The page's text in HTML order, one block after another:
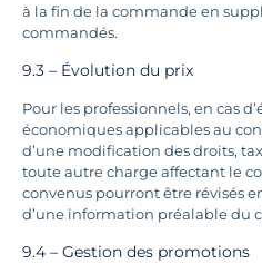
à la fin de la commande en
commandés.
9.3 – Évolution du prix
Pour les professionnels, en cas
économiques applicables au
d’une modification des droits,
toute autre charge affectant le
convenus pourront être révisés
d’une information préalable du
9.4 – Gestion des promotions